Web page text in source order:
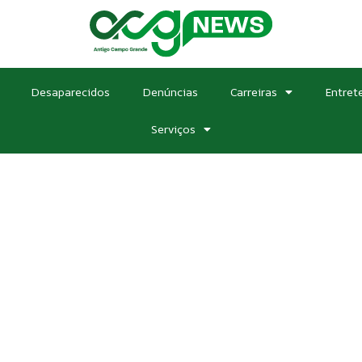
Desaparecidos Denúncias Carreiras
Serviços